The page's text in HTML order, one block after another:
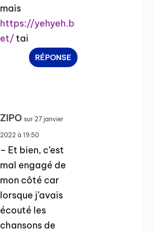
mais
https://yehyeh.b
et/tai
RÉPONSE
ZIPO sur 27 janvier
2022 à 19:50
– Et bien, c’est
mal engagé de
mon côté car
lorsque j’avais
écouté les
chansons de